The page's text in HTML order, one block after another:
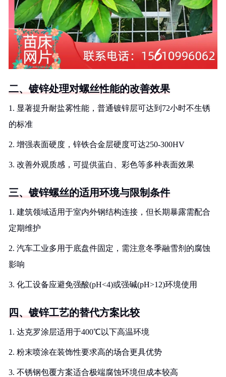
二、镀锌处理对螺丝性能的改善效果
1. 显著提升耐盐雾性能，普通镀锌层可达到72小时不生锈
的标准
2. 增强表面硬度，锌铁合金层硬度可达250-300HV
3. 改善外观质感，可提供蓝白、彩色等多种表面效果
三、镀锌螺丝的适用环境与限制条件
1. 建筑领域适用于室内外钢结构连接，但长期暴露需配合
定期维护
2. 汽车工业多用于底盘件固定，需注意冬季融雪剂的腐蚀
影响
3. 化工设备应避免强酸(pH<4)或强碱(pH>12)环境使用
四、镀锌工艺的替代方案比较
1. 达克罗涂层适用于400℃以下高温环境
2. 粉末喷涂在装饰性要求高的场合更具优势
3. 不锈钢包覆方案适合极端腐蚀环境但成本较高